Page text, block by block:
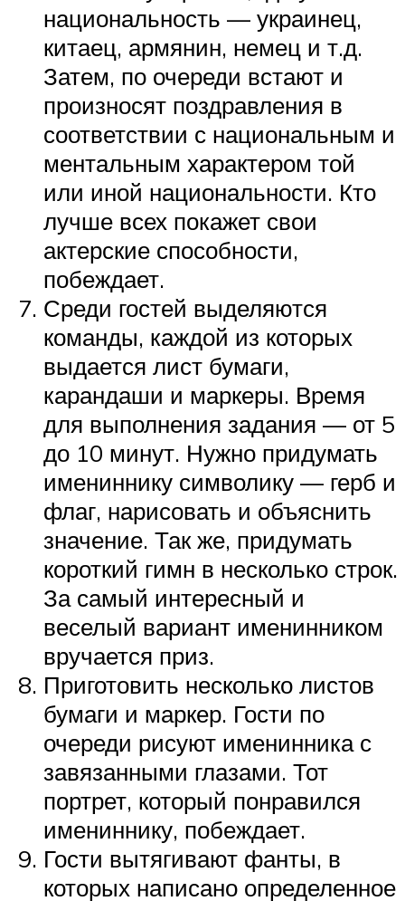
национальность — украинец,
китаец, армянин, немец и т.д.
Затем, по очереди встают и
произносят поздравления в
соответствии с национальным и
ментальным характером той
или иной национальности. Кто
лучше всех покажет свои
актерские способности,
побеждает.
Среди гостей выделяются
команды, каждой из которых
выдается лист бумаги,
карандаши и маркеры. Время
для выполнения задания — от 5
до 10 минут. Нужно придумать
имениннику символику — герб и
флаг, нарисовать и объяснить
значение. Так же, придумать
короткий гимн в несколько строк.
За самый интересный и
веселый вариант именинником
вручается приз.
Приготовить несколько листов
бумаги и маркер. Гости по
очереди рисуют именинника с
завязанными глазами. Тот
портрет, который понравился
имениннику, побеждает.
Гости вытягивают фанты, в
которых написано определенное